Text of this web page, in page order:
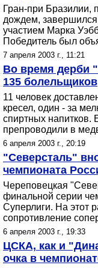
Гран-при Бразилии,
дождем, завершился
участием Марка
Победитель был
7 апреля 2003 г., 11:21
Во время дерби
135 болельщиков
11 человек
кресел, один - за
спиртных
препроводили в
6 апреля 2003 г., 20:19
"Северсталь"
чемпионата
Череповецкая
финальной серии
Суперлиги. На этот
сопротивление
6 апреля 2003 г., 19:33
ЦСКА, как и
очка в